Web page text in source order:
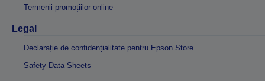
Termenii promoțiilor online
Legal
Declarație de confidențialitate pentru Epson Store
Safety Data Sheets